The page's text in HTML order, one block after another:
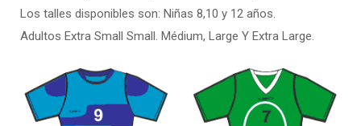
Los talles disponibles son: Niñas 8,10 y 12 años.
Adultos Extra Small Small. Médium, Large Y Extra Large.